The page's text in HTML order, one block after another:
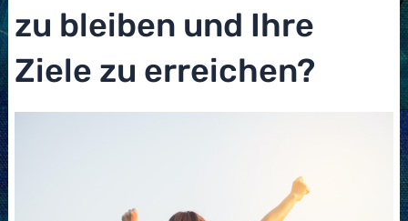
zu bleiben und Ihre
Ziele zu erreichen?